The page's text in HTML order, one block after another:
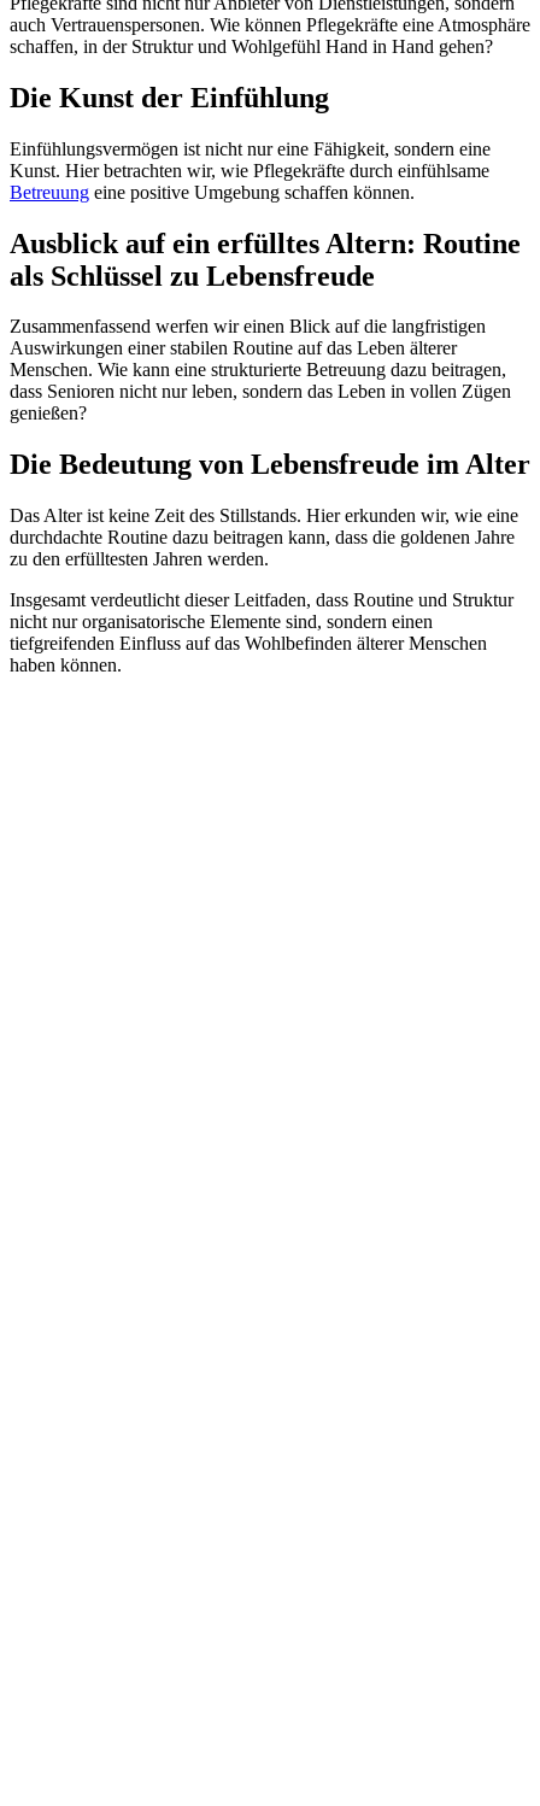
auch Vertrauenspersonen. Wie können Pflegekräfte eine Atmosphäre
schaffen, in der Struktur und Wohlgefühl Hand in Hand gehen?
Die Kunst der Einfühlung
Einfühlungsvermögen ist nicht nur eine Fähigkeit, sondern eine
Kunst. Hier betrachten wir, wie Pflegekräfte durch einfühlsame
Betreuung eine positive Umgebung schaffen können.
Ausblick auf ein erfülltes Altern: Routine
als Schlüssel zu Lebensfreude
Zusammenfassend werfen wir einen Blick auf die langfristigen
Auswirkungen einer stabilen Routine auf das Leben älterer
Menschen. Wie kann eine strukturierte Betreuung dazu beitragen,
dass Senioren nicht nur leben, sondern das Leben in vollen Zügen
genießen?
Die Bedeutung von Lebensfreude im Alter
Das Alter ist keine Zeit des Stillstands. Hier erkunden wir, wie eine
durchdachte Routine dazu beitragen kann, dass die goldenen Jahre
zu den erfülltesten Jahren werden.
Insgesamt verdeutlicht dieser Leitfaden, dass Routine und Struktur
nicht nur organisatorische Elemente sind, sondern einen
tiefgreifenden Einfluss auf das Wohlbefinden älterer Menschen
haben können.